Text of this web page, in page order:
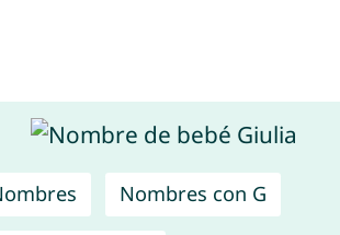
Nombres con G